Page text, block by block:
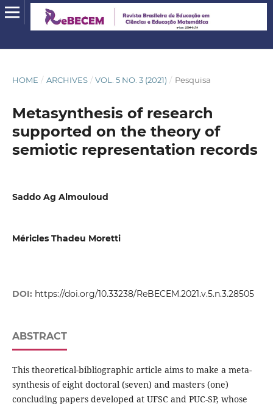
HOME / ARCHIVES / VOL. 5 NO. 3 (2021) / Pesquisa
Metasynthesis of research
supported on the theory of
semiotic representation records
Saddo Ag Almouloud
Méricles Thadeu Moretti
DOI: https://doi.org/10.33238/ReBECEM.2021.v.5.n.3.28505
ABSTRACT
This theoretical-bibliographic article aims to make a meta-
synthesis of eight doctoral (seven) and masters (one)
concluding papers developed at UFSC and PUC-SP, whose